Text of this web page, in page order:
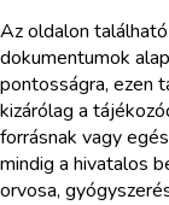
Az oldalon
dokumentumok
pontosságra, ezen
kizárólag a
forrásnak vagy
mindig a hivatalos
orvosa,